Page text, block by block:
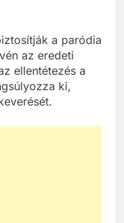
a paródia
az eredeti
ellentétezés a
ki,